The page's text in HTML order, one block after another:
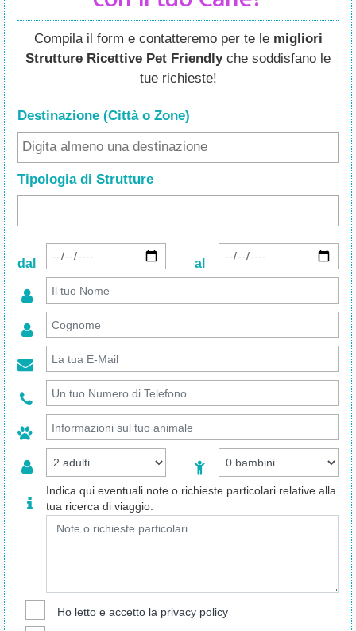
Compila il form e contatteremo per te le migliori
Strutture Ricettive Pet Friendlyche soddisfano le
tue richieste!
Destinazione (Città o Zone)
Tipologia di Strutture
dal al
Indica qui eventuali note o richieste particolari relative alla
tua ricerca di viaggio:
Ho letto e accetto la privacy policy